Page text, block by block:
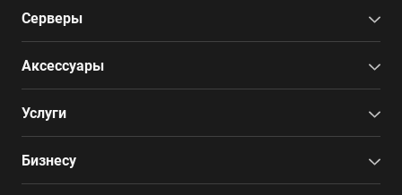
Серверы
Аксессуары
Услуги
Бизнесу